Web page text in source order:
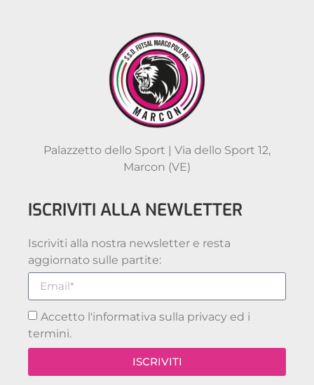
Palazzetto dello Sport | Via dello Sport 12,
Marcon (VE)
ISCRIVITI ALLA NEWLETTER
Iscriviti alla nostra newsletter e resta
aggiornato sulle partite:
Accetto l'informativa sulla privacy ed i
termini.
ISCRIVITI